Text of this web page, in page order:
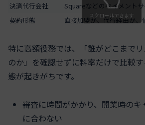
決済代行会社
Squareなどのペイメント
契約形態
直接加盟か、代行経由か、
スクロールできます
特に高額役務では、「誰がどこまで
のか」を確認せずに料率だけで比較
態が起きがちです。
審査に時間がかかり、開業時のキ
に合わない